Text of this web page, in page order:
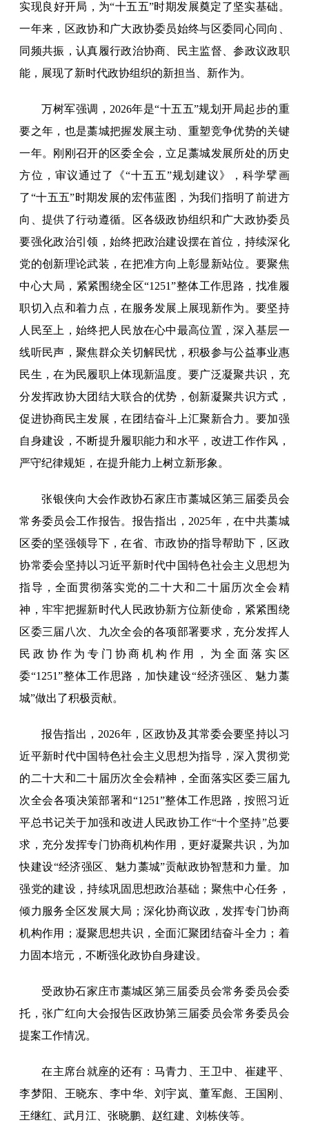
实现良好开局，为“十五五”时期发展奠定了坚实基础。
一年来，区政协和广大政协委员始终与区委同心同向、
同频共振，认真履行政治协商、民主监督、参政议政职
能，展现了新时代政协组织的新担当、新作为。
万树军强调，2026年是“十五五”规划开局起步的重
要之年，也是藁城把握发展主动、重塑竞争优势的关键
一年。刚刚召开的区委全会，立足藁城发展所处的历史
方位，审议通过了《“十五五”规划建议》，科学擘画
了“十五五”时期发展的宏伟蓝图，为我们指明了前进方
向、提供了行动遵循。区各级政协组织和广大政协委员
要强化政治引领，始终把政治建设摆在首位，持续深化
党的创新理论武装，在把准方向上彰显新站位。要聚焦
中心大局，紧紧围绕全区“1251”整体工作思路，找准履
职切入点和着力点，在服务发展上展现新作为。要坚持
人民至上，始终把人民放在心中最高位置，深入基层一
线听民声，聚焦群众关切解民忧，积极参与公益事业惠
民生，在为民履职上体现新温度。要广泛凝聚共识，充
分发挥政协大团结大联合的优势，创新凝聚共识方式，
促进协商民主发展，在团结奋斗上汇聚新合力。要加强
自身建设，不断提升履职能力和水平，改进工作作风，
严守纪律规矩，在提升能力上树立新形象。
张银侠向大会作政协石家庄市藁城区第三届委员会
常务委员会工作报告。报告指出，2025年，在中共藁城
区委的坚强领导下，在省、市政协的指导帮助下，区政
协常委会坚持以习近平新时代中国特色社会主义思想为
指导，全面贯彻落实党的二十大和二十届历次全会精
神，牢牢把握新时代人民政协新方位新使命，紧紧围绕
区委三届八次、九次全会的各项部署要求，充分发挥人
民政协作为专门协商机构作用，为全面落实区
委“1251”整体工作思路，加快建设“经济强区、魅力藁
城”做出了积极贡献。
报告指出，2026年，区政协及其常委会要坚持以习
近平新时代中国特色社会主义思想为指导，深入贯彻党
的二十大和二十届历次全会精神，全面落实区委三届九
次全会各项决策部署和“1251”整体工作思路，按照习近
平总书记关于加强和改进人民政协工作“十个坚持”总要
求，充分发挥专门协商机构作用，更好凝聚共识，为加
快建设“经济强区、魅力藁城”贡献政协智慧和力量。加
强党的建设，持续巩固思想政治基础；聚焦中心任务，
倾力服务全区发展大局；深化协商议政，发挥专门协商
机构作用；凝聚思想共识，全面汇聚团结奋斗全力；着
力固本培元，不断强化政协自身建设。
受政协石家庄市藁城区第三届委员会常务委员会委
托，张广红向大会报告区政协第三届委员会常务委员会
提案工作情况。
在主席台就座的还有：马青力、王卫中、崔建平、
李梦阳、王晓东、李中华、刘宇岚、董军彪、王国刚、
王继红、武月江、张晓鹏、赵红建、刘栋侠等。